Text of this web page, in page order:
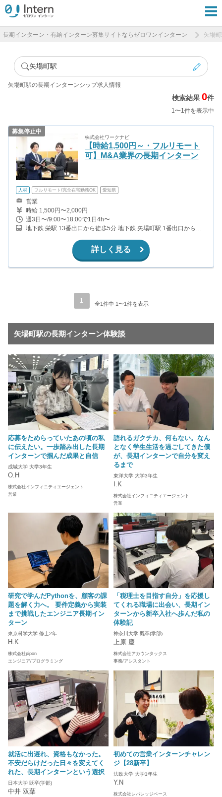
長期インターン・有給インターン募集サイトならゼロワンインターン 矢場
矢場町駅
矢場町駅の長期インターンシップ求人情報
検索結果0件
1〜1件を表示中
募集停止中
株式会社ワークナビ
【時給1,500円～・フルリモート
可】M&A業界の長期インターン
人材 フルリモート/完全在宅勤務OK 愛知県
営業
時給 1,500円〜2,000円
週3日〜/9:00〜18:00で1日4h〜
地下鉄 栄駅 13番出口から徒歩5分 地下鉄 矢場町駅 1番出口から徒
詳しく見る
1 全1件中 1〜1件を表示
矢場町駅の長期インターン体験談
応募をためらっていたあの頃の私
に伝えたい。一歩踏み出した長期
インターンで掴んだ成果と自信
成城大学 大学3年生
O.H
株式会社インフィニティエージェント
営業
語れるガクチカ、何もない。なん
となく学生生活を過ごしてきた僕
が、長期インターンで自分を変え
るまで
東洋大学 大学3年生
I.K
株式会社インフィニティエージェント
営業
研究で学んだPythonを、顧客の課
題を解く力へ。 要件定義から実装
まで挑戦したエンジニア長期イン
ターン
東京科学大学 修士2年
H.K
株式会社pipon
エンジニア/プログラミング
「税理士を目指す自分」を応援し
てくれる職場に出会い、長期イン
ターンから新卒入社へ歩んだ私の
体験記
神奈川大学 既卒(学部)
上原 慶
株式会社アカウンタックス
事務/アシスタント
就活に出遅れ、資格もなかった。
不安だらけだった日々を変えてく
れた、長期インターンという選択
日本大学 既卒(学部)
中井 双葉
初めての営業インターンチャレン
ジ【28新卒】
法政大学 大学1年生
Y.N
株式会社レバレッジベース